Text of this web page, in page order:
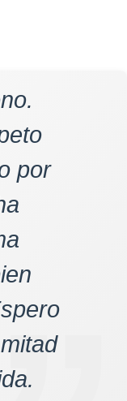
por